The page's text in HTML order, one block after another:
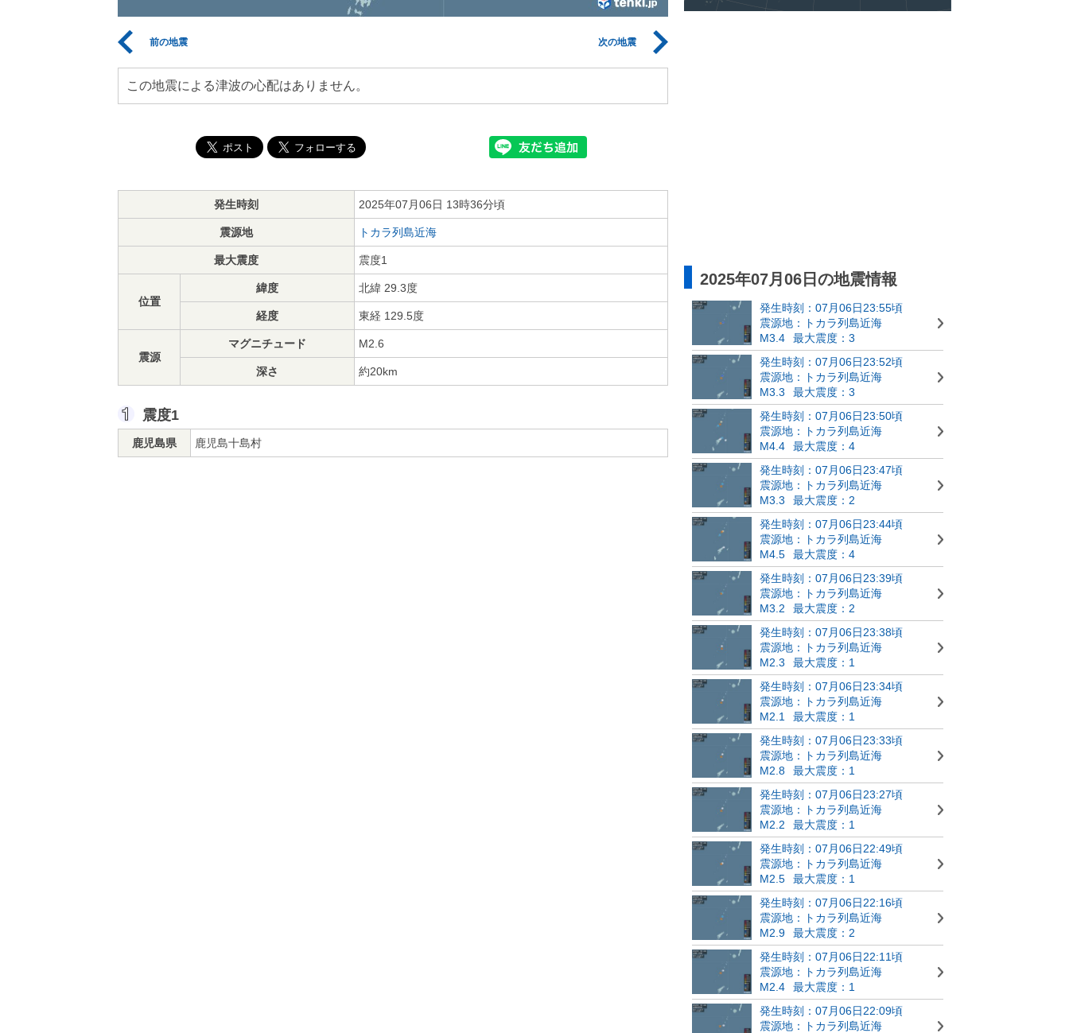
前の地震 次の地震
この地震による津波の心配はありません。
発生時刻 2025年07月06日 13時36分頃
震源地 トカラ列島近海
最大震度 震度1
位置
緯度 北緯 29.3度
経度 東経 129.5度
震源
マグニチュード M2.6
深さ 約20km
震度1
鹿児島県 鹿児島十島村
2025年07月06日の地震情報
発生時刻：07月06日23:55頃
震源地：トカラ列島近海
M3.4
最大震度：3
発生時刻：07月06日23:52頃
震源地：トカラ列島近海
M3.3
最大震度：3
発生時刻：07月06日23:50頃
震源地：トカラ列島近海
M4.4
最大震度：4
発生時刻：07月06日23:47頃
震源地：トカラ列島近海
M3.3
最大震度：2
発生時刻：07月06日23:44頃
震源地：トカラ列島近海
M4.5
最大震度：4
発生時刻：07月06日23:39頃
震源地：トカラ列島近海
M3.2
最大震度：2
発生時刻：07月06日23:38頃
震源地：トカラ列島近海
M2.3
最大震度：1
発生時刻：07月06日23:34頃
震源地：トカラ列島近海
M2.1
最大震度：1
発生時刻：07月06日23:33頃
震源地：トカラ列島近海
M2.8
最大震度：1
発生時刻：07月06日23:27頃
震源地：トカラ列島近海
M2.2
最大震度：1
発生時刻：07月06日22:49頃
震源地：トカラ列島近海
M2.5
最大震度：1
発生時刻：07月06日22:16頃
震源地：トカラ列島近海
M2.9
最大震度：2
発生時刻：07月06日22:11頃
震源地：トカラ列島近海
M2.4
最大震度：1
発生時刻：07月06日22:09頃
震源地：トカラ列島近海